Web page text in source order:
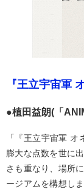
『王立宇宙軍
●植田益朗(「
「『王立宇宙軍
膨大な点数を世に
さも重なり、場所
ージアムを構想し